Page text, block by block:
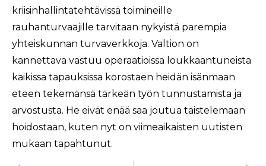
kriisinhallintatehtävissä toimineille
rauhanturvaajille tarvitaan nykyistä parempia
yhteiskunnan turvaverkkoja. Valtion on
kannettava vastuu operaatioissa loukkaantuneista
kaikissa tapauksissa korostaen heidän isänmaan
eteen tekemänsä tärkeän työn tunnustamista ja
arvostusta. He eivät enää saa joutua taistelemaan
hoidostaan, kuten nyt on viimeaikaisten uutisten
mukaan tapahtunut.